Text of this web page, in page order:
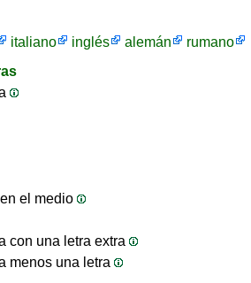
italiano inglés alemán
rumano
el medio
con una letra extra
menos una letra